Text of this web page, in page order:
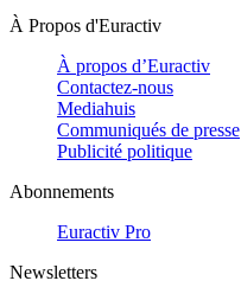
À Propos d'Euractiv
À propos d’Euractiv
Contactez-nous
Mediahuis
Communiqués de presse
Publicité politique
Abonnements
Euractiv Pro
Newsletters